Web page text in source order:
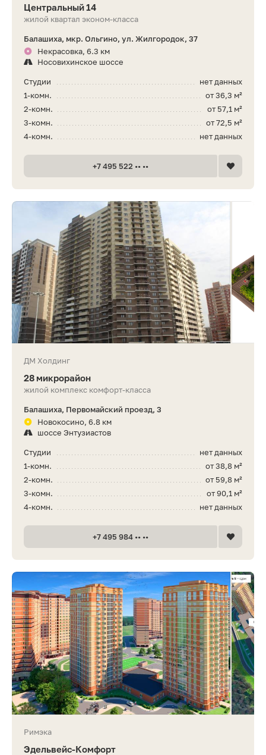
Центральный 14
жилой квартал эконом-класса
Балашиха, мкр. Ольгино, ул. Жилгородок, 37
Некрасовка, 6.3 км
Носовихинское шоссе
нет данных
Студии
от 36,3 м²
1-комн.
от 57,1 м²
2-комн.
от 72,5 м²
3-комн.
нет данных
4-комн.
+7 495 522 •• ••
ДМ Холдинг
28 микрорайон
жилой комплекс комфорт-класса
Балашиха, Первомайский проезд, 3
Новокосино, 6.8 км
шоссе Энтузиастов
нет данных
Студии
от 38,8 м²
1-комн.
от 59,8 м²
2-комн.
от 90,1 м²
3-комн.
нет данных
4-комн.
+7 495 984 •• ••
Римэка
Эдель­вейс-Ком­форт